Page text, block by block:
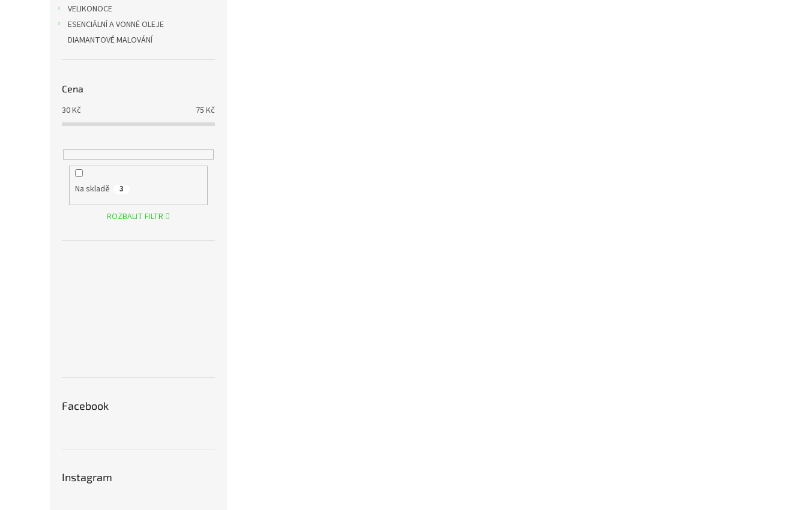
VELIKONOCE
ESENCIÁLNÍ A VONNÉ OLEJE
DIAMANTOVÉ MALOVÁNÍ
Cena
30Kč 75 Kč
Na skladě 3
ROZBALIT FILTR
Facebook
Instagram